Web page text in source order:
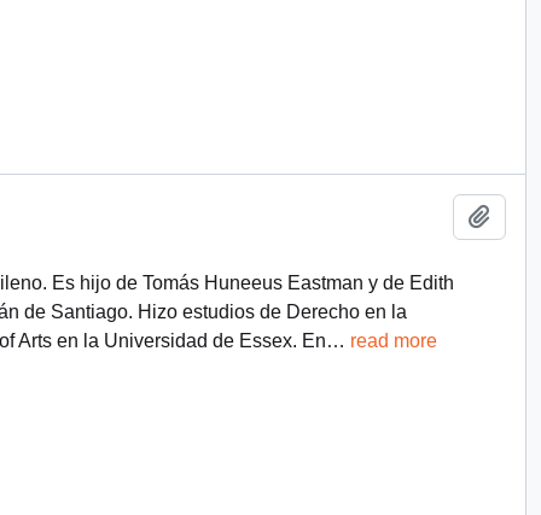
Es hijo de Tomás Huneeus Eastman y de Edith
de Santiago. Hizo estudios de Derecho en la
Arts en la Universidad de Essex. En… read more